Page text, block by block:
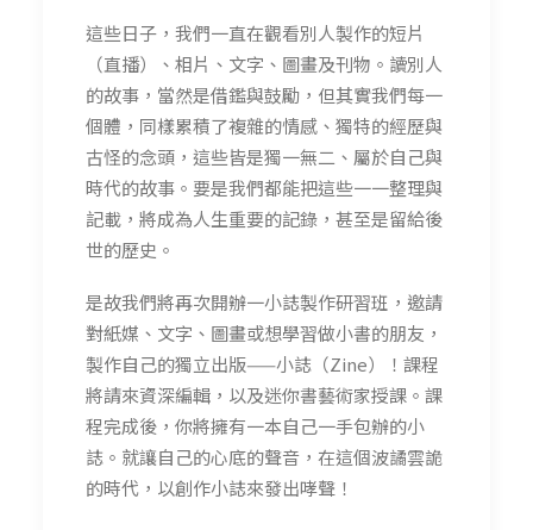
這些日子，我們一直在觀看別人製作的短片
（直播）、相片、文字、圖畫及刊物。讀別人
的故事，當然是借鑑與鼓勵，但其實我們每一
個體，同樣累積了複雜的情感、獨特的經歷與
古怪的念頭，這些皆是獨一無二、屬於自己與
時代的故事。要是我們都能把這些一一整理與
記載，將成為人生重要的記錄，甚至是留給後
世的歷史。
是故我們將再次開辦一小誌製作研習班，邀請
對紙媒、文字、圖畫或想學習做小書的朋友，
製作自己的獨立出版——小誌（Zine）！課程
將請來資深編輯，以及迷你書藝術家授課。課
程完成後，你將擁有一本自己一手包辦的小
誌。就讓自己的心底的聲音，在這個波譎雲詭
的時代，以創作小誌來發出哮聲！